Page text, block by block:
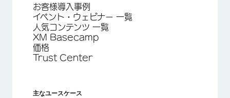
お客様導入事例
イベント・ウェビナー 一覧
人気コンテンツ 一覧
XM Basecamp
価格
Trust Center
主なユースケース